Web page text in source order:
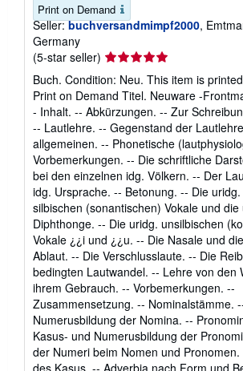
Print on Demand
Seller: buchversandmimpf2000,
Germany
(5-star seller) Seller
rating
5
out
of
stars
Buch. Condition: Neu. This item is
Print on Demand Titel. Neuware -
- Inhalt. -- Abkürzungen. -- Zur
-- Lautlehre. -- Gegenstand der
allgemeinen. -- Phonetische
Vorbemerkungen. -- Die schriftliche
bei den einzelnen idg. Völkern. -- Der
idg. Ursprache. -- Betonung. -- Die
silbischen (sonantischen) Vokale und die
Diphthonge. -- Die uridg. unsilbischen
Vokale ¿¿i und ¿¿u. -- Die Nasale und
Ablaut. -- Die Verschlusslaute. -- Die
bedingten Lautwandel. -- Lehre von den
ihrem Gebrauch. -- Vorbemerkungen. --
Zusammensetzung. -- Nominalstämme.
Numerusbildung der Nomina. --
Kasus- und Numerusbildung der
der Numeri beim Nomen und
des Kasus. -- Adverbia nach Form und